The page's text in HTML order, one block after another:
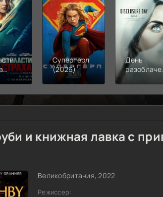
Супергерл
(2026)
День
и книжная лавка с
Великобритания, 2022
Режиссер: